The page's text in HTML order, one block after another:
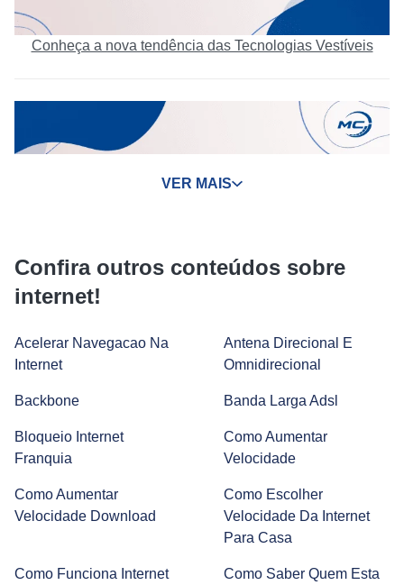
Conheça a nova tendência das Tecnologias Vestíveis
Tecnologia no cotidiano: vantagens, desvantagens e tipos
Smartwatch: como funciona e quais são suas vantagens?
Amplificador de Sinal Wi-Fi: Entenda Como Funciona e
VER MAIS
Confira outros conteúdos sobre
internet!
Acelerar Navegacao Na
Internet
Antena Direcional E
Omnidirecional
Backbone Banda Larga Adsl
Bloqueio Internet
Franquia
Como Aumentar
Velocidade
Como Aumentar
Velocidade Download
Como Escolher
Velocidade Da Internet
Para Casa
Como Funciona Internet
Como Saber Quem Esta